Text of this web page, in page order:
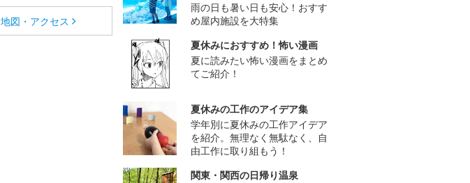
地図・アクセス
雨の日も暑い日も安心！おすす
め屋内施設を大特集
夏休みにおすすめ！怖い漫画
夏に読みたい怖い漫画をまとめ
てご紹介！
夏休みの工作のアイデア集
学年別に夏休みの工作アイデア
を紹介。無理なく無駄なく、自
由工作に取り組もう！
関東・関西の日帰り温泉